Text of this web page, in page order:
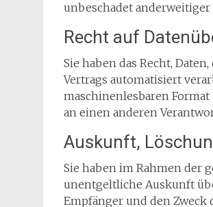
unbeschadet
Recht auf
Sie haben das Recht,
Vertrags automatisiert
maschinenlesbaren
an einen anderen
Auskunft,
Sie haben im Rahmen der
unentgeltliche Auskunft
Empfänger und den